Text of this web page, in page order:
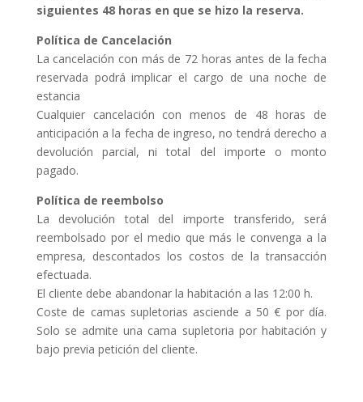
siguientes 48 horas en que se hizo la reserva.
Política de Cancelación
La cancelación con más de 72 horas antes de la fecha
reservada podrá implicar el cargo de una noche de
estancia
Cualquier cancelación con menos de 48 horas de
anticipación a la fecha de ingreso, no tendrá derecho a
devolución parcial, ni total del importe o monto
pagado.
Política de reembolso
La devolución total del importe transferido, será
reembolsado por el medio que más le convenga a la
empresa, descontados los costos de la transacción
efectuada.
El cliente debe abandonar la habitación a las 12:00 h.
Coste de camas supletorias asciende a 50 € por día.
Solo se admite una cama supletoria por habitación y
bajo previa petición del cliente.